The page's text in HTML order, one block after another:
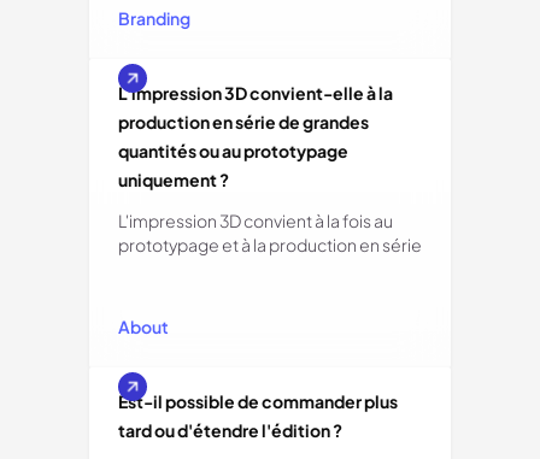
Branding
L'impression 3D convient-elle à la
production en série de grandes
quantités ou au prototypage
uniquement ?
L'impression 3D convient à la fois au
prototypage et à la production en série
About
Est-il possible de commander plus
tard ou d'étendre l'édition ?